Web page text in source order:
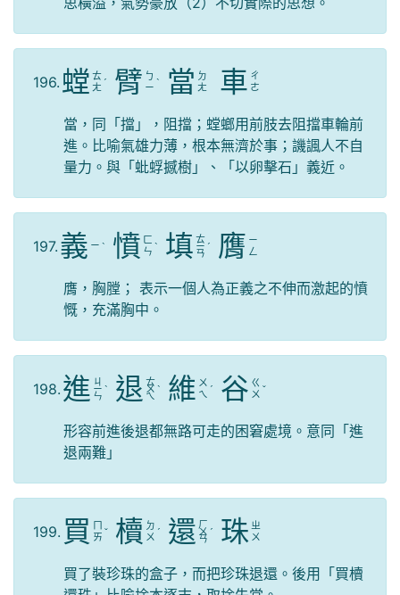
196. 螳 ㄊ
ㄤ ˊ 臂 ㄅ
ㄧ ˋ 當 ㄉ
ㄤ
車 ㄔ
ㄜ
當，同「擋」，阻擋；螳螂用前肢去阻擋車輪前
進。比喻氣雄力薄，根本無濟於事；譏諷人不自
量力。與「蚍蜉撼樹」、「以卵擊石」義近。
197. 義 ㄧ ˋ 憤 ㄈ
ㄣ ˋ 填 ㄊ
ㄧ
ㄢ
ˊ 膺 ㄧ
ㄥ
膺，胸膛； 表示一個人為正義之不伸而激起的憤
慨，充滿胸中。
198. 進 ㄐ
ㄧ
ㄣ
ˋ 退 ㄊ
ㄨ
ㄟ
ˋ 維 ㄨ
ㄟ ˊ 谷 ㄍ
ㄨ ˇ
形容前進後退都無路可走的困窘處境。意同「進
退兩難」
199. 買 ㄇ
ㄞ ˇ 櫝 ㄉ
ㄨ ˊ 還 ㄏ
ㄨ
ㄢ
ˊ 珠 ㄓ
ㄨ
買了裝珍珠的盒子，而把珍珠退還。後用「買櫝